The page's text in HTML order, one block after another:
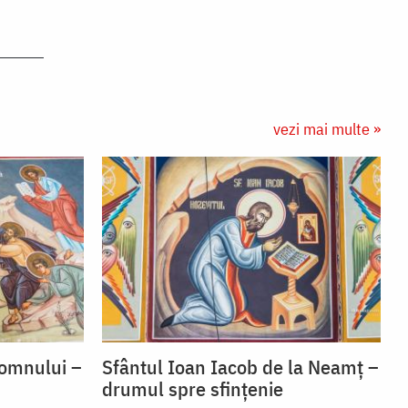
vezi mai multe »
–
Sfântul Ioan Iacob de la Neamț –
drumul spre sfințenie